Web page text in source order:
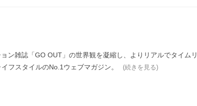
ン雑誌「GO OUT」の世界観を凝縮し、よりリアルでタイムリ
フスタイルのNo.1ウェブマガジン。
(続きを見る)